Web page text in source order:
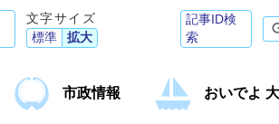
文字サイズ
標準
拡大
記事ID検
索
市政情報 おいでよ